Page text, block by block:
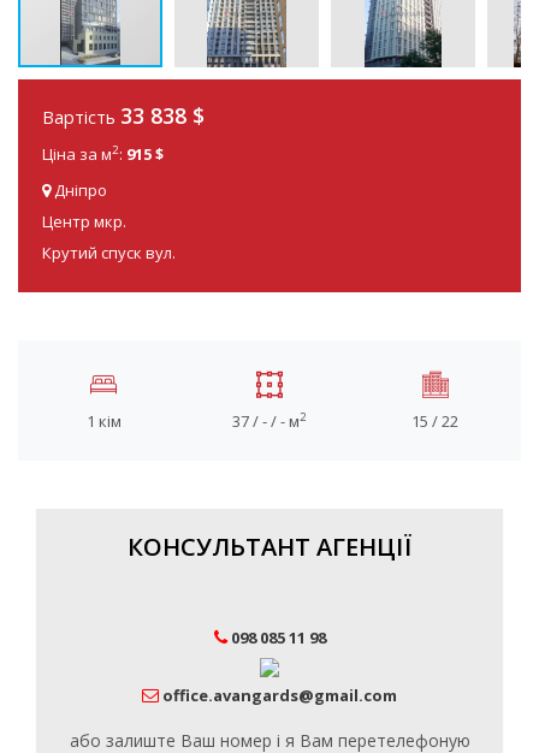
Вартість 33 838 $
Ціна за м2: 915 $
Дніпро
Центр мкр.
Крутий спуск вул.
1 кім 37 / - / - м2 15 / 22
КОНСУЛЬТАНТ АГЕНЦІЇ
098 085 11 98
office.avangards@gmail.com
або залиште Ваш номер і я Вам перетелефоную